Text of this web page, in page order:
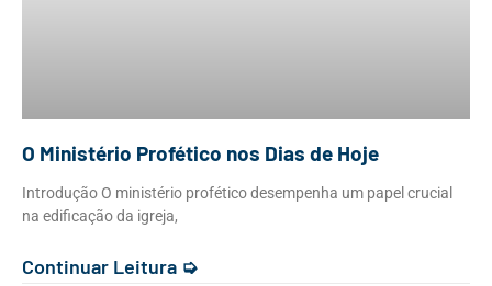
O Ministério Profético nos Dias de Hoje
Introdução O ministério profético desempenha um papel crucial
na edificação da igreja,
Continuar Leitura ➭